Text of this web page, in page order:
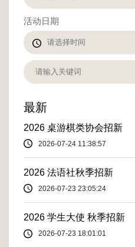
活动日期
最新
2026 桌游棋类协会招新
2026-07-24 11:38:57
2026 法语社秋季招新
2026-07-23 23:05:24
2026 学生大使 秋季招新
2026-07-23 18:01:01